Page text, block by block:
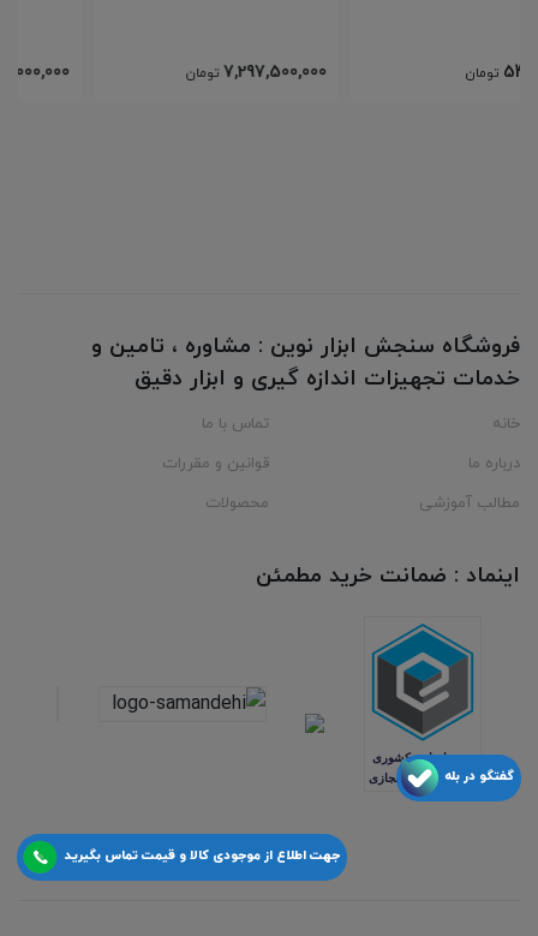
تومان 651,000,000
فروشگاه سنجش ابزار نوین : مشاوره ، تامین و
خدمات تجهیزات اندازه گیری و ابزار دقیق
خانه
تماس با ما
درباره ما
قوانین و مقررات
مطالب آموزشی
محصولات
اینماد : ضمانت خرید مطمئن
گفتگو در بله
جهت اطلاع از موجودی کالا و قیمت تماس بگیرید